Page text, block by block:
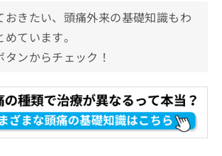
おきたい、頭痛外来の基礎知識もわ
ています。
ンからチェック！